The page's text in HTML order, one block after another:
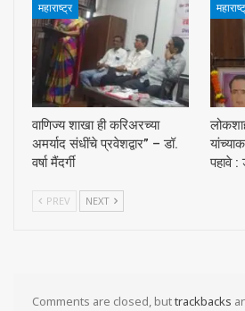
महाराष्ट्र
वाणिज्य शाखा ही करिअरच्या
अमर्याद संधींचे प्रवेशद्वार” – डॉ.
वर्षा मैंदर्गी
पहावे
PREV NEXT
Comments are closed, buttrackbacks